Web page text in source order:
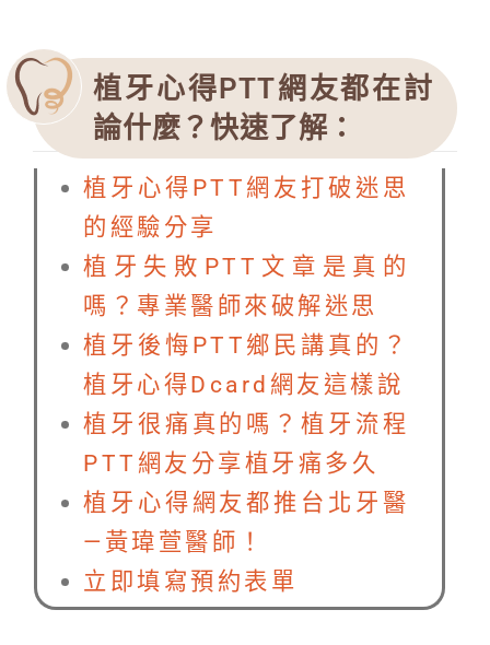
植牙心得PTT網友都在討
論什麼？快速了解：
植牙心得PTT網友打破迷思
的經驗分享
植牙失敗PTT文章是真的
嗎？專業醫師來破解迷思
植牙後悔PTT鄉民講真的？
植牙心得Dcard網友這樣說
植牙很痛真的嗎？植牙流程
PTT網友分享植牙痛多久
植牙心得網友都推台北牙醫
—黃瑋萱醫師！
立即填寫預約表單